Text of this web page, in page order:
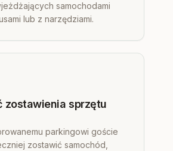
samochodami
lub z narzędziami.
zostawienia sprzętu
parkingowi goście
zostawić samochód,